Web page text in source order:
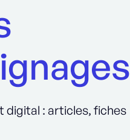
digital : articles, fiches